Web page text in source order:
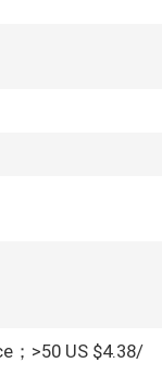
；>50 US $4.38/